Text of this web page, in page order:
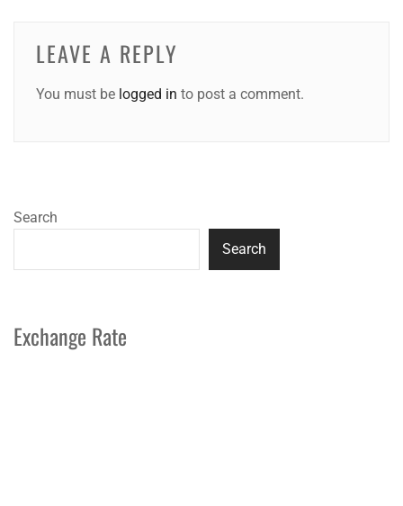
LEAVE A REPLY
You must be logged in to post a comment.
Search
Search
Exchange Rate